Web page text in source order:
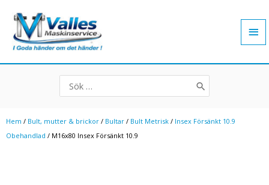
innehåll
Search
for:
Hem / Bult, mutter & brickor / Bultar / Bult Metrisk / Insex Försänkt 10.9
Obehandlad / M16x80 Insex Försänkt 10.9